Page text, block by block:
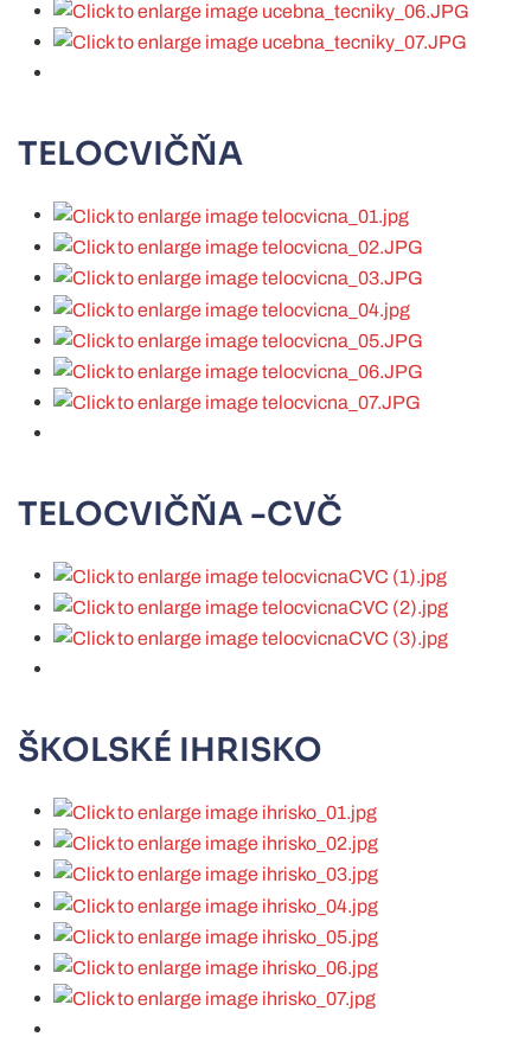
TELOCVIČŇA
TELOCVIČŇA -CVČ
ŠKOLSKÉ IHRISKO